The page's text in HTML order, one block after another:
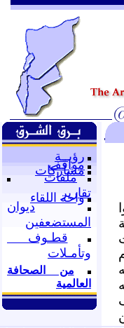
رؤيــة
مواقف
مشاركات
ملفات
تقارير
واحة اللقاء
ديوان
المستضعفين
قطـوف
وتأمـلات
من الصحافة
العالمية